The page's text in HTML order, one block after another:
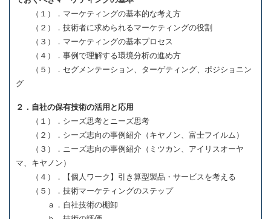
（１）．マーケティングの基本的な考え方
（２）．技術者に求められるマーケティングの役割
（３）．マーケティングの基本プロセス
（４）．事例で理解する環境分析の進め方
（５）．セグメンテーション、ターゲティング、ポジショニン
グ
２．自社の保有技術の活用と応用
（１）．シーズ思考とニーズ思考
（２）．シーズ志向の事例紹介（キヤノン、富士フイルム）
（３）．ニーズ志向の事例紹介（ミツカン、アイリスオーヤ
マ、キヤノン）
（４）．【個人ワーク】引き算型製品・サービスを考える
（５）．技術マーケティングのステップ
ａ．自社技術の棚卸